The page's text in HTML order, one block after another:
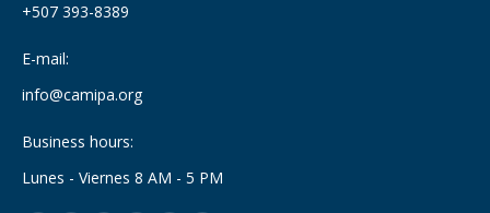
+507 393-8389
E-mail:
info@camipa.org
Business hours:
Lunes - Viernes 8 AM - 5 PM